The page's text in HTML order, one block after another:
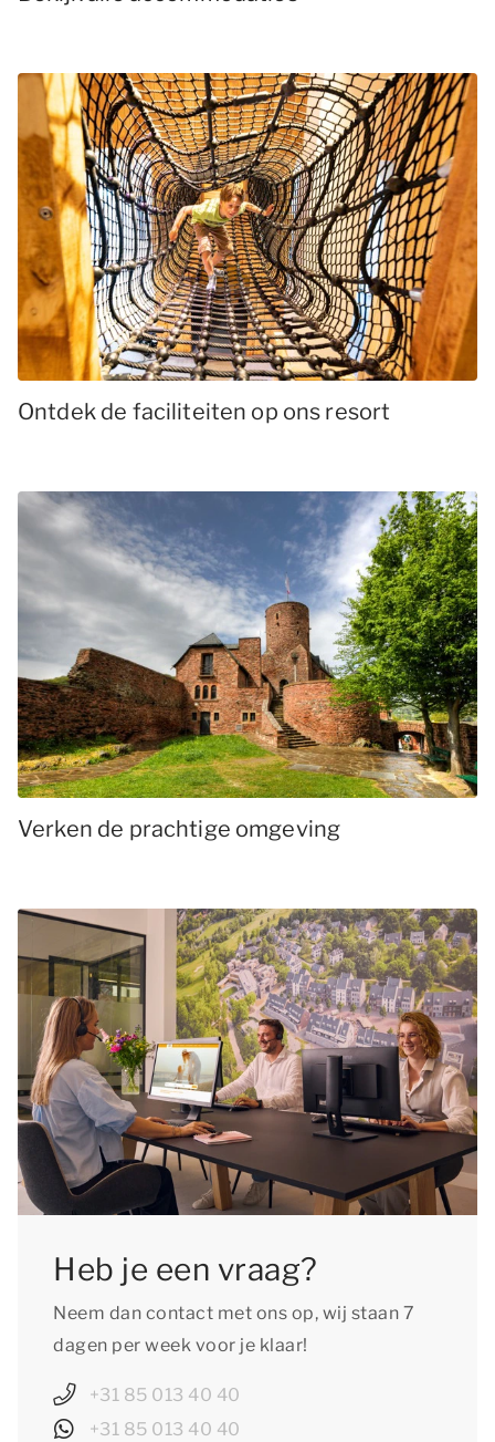
Ontdek de faciliteiten op ons resort
Verken de prachtige omgeving
Heb je een vraag?
Neem dan contact met ons op, wij staan 7
dagen per week voor je klaar!
+31 85 013 40 40
+31 85 013 40 40